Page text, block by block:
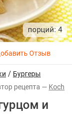
4
/ Бургеры
Koch
и